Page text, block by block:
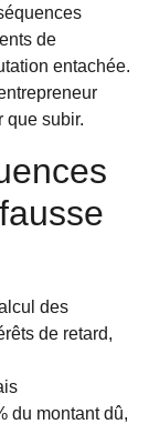
de
entachée.
que subir.
des
de retard,
du montant dû,